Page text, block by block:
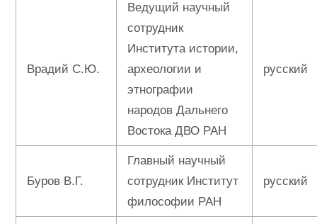
Врадий С.Ю.
Ведущий научный
сотрудник
Института истории,
археологии и
этнографии
народов Дальнего
Востока ДВО РАН
русский
Буров В.Г.
Главный научный
сотрудник Институт
философии РАН
русский